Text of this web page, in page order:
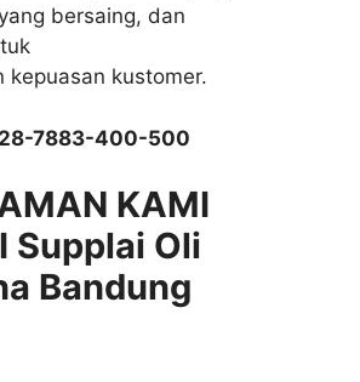
bersaing, dan
kepuasan kustomer.
7883-400-500
KAMI
Supplai Oli
Bandung